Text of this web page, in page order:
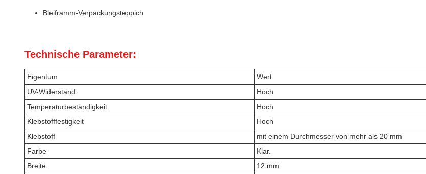
Bleiframm-Verpackungsteppich
Technische Parameter:
Eigentum
Wert
UV-Widerstand
Hoch
Temperaturbeständigkeit
Hoch
Klebstofffestigkeit
Hoch
Klebstoff
mit einem Durchmesser von mehr als 20 mm
Farbe
Klar.
Breite
12 mm